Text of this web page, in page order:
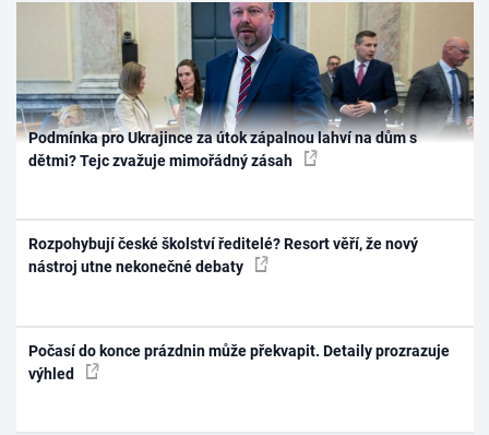
Podmínka pro Ukrajince za útok zápalnou lahví na dům s
dětmi? Tejc zvažuje mimořádný zásah
Rozpohybují české školství ředitelé? Resort věří, že nový
nástroj utne nekonečné debaty
Počasí do konce prázdnin může překvapit. Detaily prozrazuje
výhled